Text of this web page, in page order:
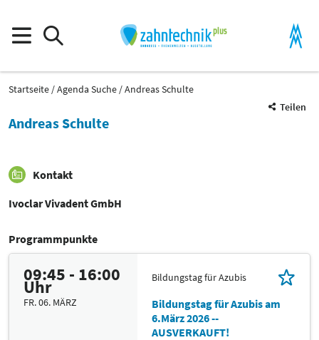
Startseite Agenda Suche
Andreas Schulte
Teilen
Andreas Schulte
Kontakt
Ivoclar Vivadent GmbH
Programmpunkte
09:45 - 16:00
Uhr
FR. 06. MÄRZ
Bildungstag für Azubis
Bildungstag für Azubis am
6.März 2026 --
AUSVERKAUFT!